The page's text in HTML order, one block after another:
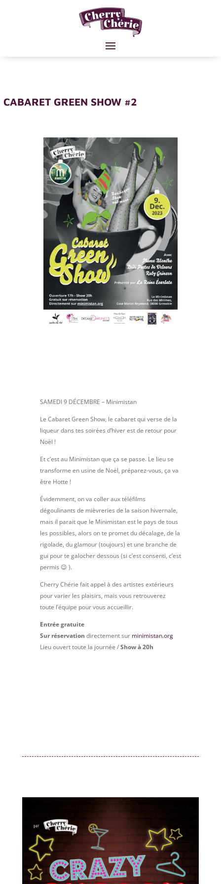
CABARET GREEN SHOW #2
SAMEDI 9 DÉCEMBRE – Minimistan
Le Cabaret Green Show, le cabaret qui verse de la
liqueur dans tes soirées d’hiver est de retour pour
Noël !
Et c’est au Minimistan que ça se passe. Le lieu se
transforme en usine de Noël, préparez-vous, ça va
être Hotte !
Évidemment, on va coller aux téléfilms
dégoulinants de mièvreries de la saison hivernale,
mais il parait que le Minimistan est le pays de tous
les possibles, alors on te promet du décalage, de la
rigolade, du glamour (toujours) et une branche de
gui pour te galocher dessous (si c’est consenti, c’est
permis 😉 ).
Cherry Chérie fait appel à des artistes extérieurs
pour varier les plaisirs, mais vous retrouverez
toute l’équipe pour vous accueillir.
Entrée gratuite
Sur réservation directement sur minimistan.org
Lieu ouvert toute la journée /Show à 20h